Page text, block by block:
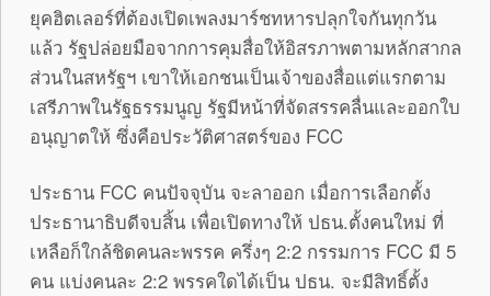
ยุคฮิตเลอร์ที่ต้องเปิดเพลงมาร์ชทหารปลุกใจกันทุกวัน
แล้ว รัฐปล่อยมือจากการคุมสื่อให้อิสรภาพตามหลักสากล
ส่วนในสหรัฐฯ เขาให้เอกชนเป็นเจ้าของสื่อแต่แรกตาม
เสรีภาพในรัฐธรรมนูญ รัฐมีหน้าที่จัดสรรคลื่นและออกใบ
อนุญาตให้ ซึ่งคือประวัติศาสตร์ของ FCC
ประธาน FCC คนปัจจุบัน จะลาออก เมื่อการเลือกตั้ง
ประธานาธิบดีจบสิ้น เพื่อเปิดทางให้ ปธน.ตั้งคนใหม่ ที่
เหลือก็ใกล้ชิดคนละพรรค ครึ่งๆ 2:2 กรรมการ FCC มี 5
คน แบ่งคนละ 2:2 พรรคใดได้เป็น ปธน. จะมีสิทธิ์ตั้ง